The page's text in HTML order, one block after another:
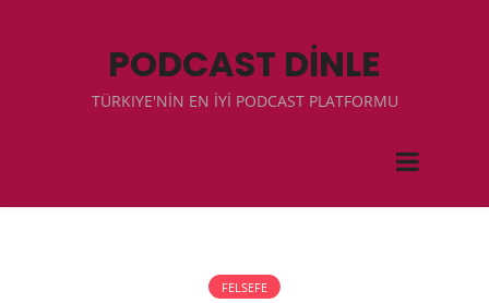
PODCAST DİNLE
TÜRKIYE'NİN EN İYİ PODCAST PLATFORMU
FELSEFE